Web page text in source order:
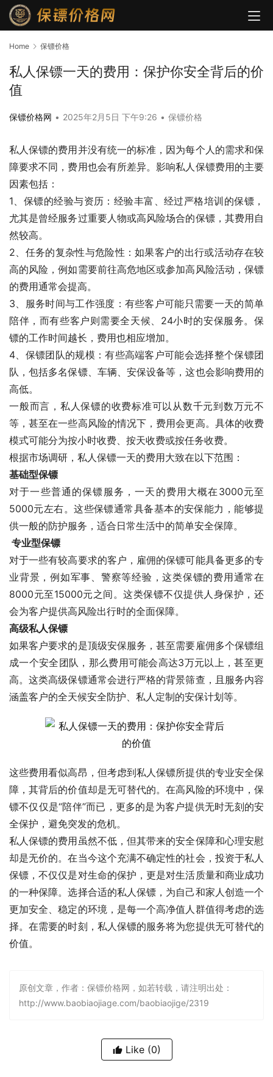
Home 保镖价格
私人保镖一天的费用：保护你安全背后的价
值
保镖价格网 • 2025年2月5日 下午9:26 • 保镖价格
私人保镖的费用并没有统一的标准，因为每个人的需求和保
障要求不同，费用也会有所差异。影响私人保镖费用的主要
因素包括：
1、保镖的经验与资历：经验丰富、经过严格培训的保镖，
尤其是曾经服务过重要人物或高风险场合的保镖，其费用自
然较高。
2、任务的复杂性与危险性：如果客户的出行或活动存在较
高的风险，例如需要前往高危地区或参加高风险活动，保镖
的费用通常会提高。
3、服务时间与工作强度：有些客户可能只需要一天的简单
陪伴，而有些客户则需要全天候、24小时的安保服务。保
镖的工作时间越长，费用也相应增加。
4、保镖团队的规模：有些高端客户可能会选择整个保镖团
队，包括多名保镖、车辆、安保设备等，这也会影响费用的
高低。
一般而言，私人保镖的收费标准可以从数千元到数万元不
等，甚至在一些高风险的情况下，费用会更高。具体的收费
模式可能分为按小时收费、按天收费或按任务收费。
根据市场调研，私人保镖一天的费用大致在以下范围：
基础型保镖
对于一些普通的保镖服务，一天的费用大概在3000元至
5000元左右。这些保镖通常具备基本的安保能力，能够提
供一般的防护服务，适合日常生活中的简单安全保障。
专业型保镖
对于一些有较高要求的客户，雇佣的保镖可能具备更多的专
业背景，例如军事、警察等经验，这类保镖的费用通常在
8000元至15000元之间。这类保镖不仅提供人身保护，还
会为客户提供高风险出行时的全面保障。
高级私人保镖
如果客户要求的是顶级安保服务，甚至需要雇佣多个保镖组
成一个安全团队，那么费用可能会高达3万元以上，甚至更
高。这类高级保镖通常会进行严格的背景筛查，且服务内容
涵盖客户的全天候安全防护、私人定制的安保计划等。
这些费用看似高昂，但考虑到私人保镖所提供的专业安全保
障，其背后的价值却是无可替代的。在高风险的环境中，保
镖不仅仅是“陪伴”而已，更多的是为客户提供无时无刻的安
全保护，避免突发的危机。
私人保镖的费用虽然不低，但其带来的安全保障和心理安慰
却是无价的。在当今这个充满不确定性的社会，投资于私人
保镖，不仅仅是对生命的保护，更是对生活质量和商业成功
的一种保障。选择合适的私人保镖，为自己和家人创造一个
更加安全、稳定的环境，是每一个高净值人群值得考虑的选
择。在需要的时刻，私人保镖的服务将为您提供无可替代的
价值。
原创文章，作者：保镖价格网，如若转载，请注明出处：
http://www.baobiaojiage.com/baobiaojige/2319
Like (0)